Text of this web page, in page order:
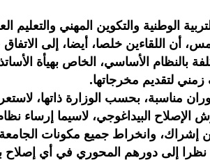
الوطنية والتكوين المهني والتعليم
أن اللقاءين خلصا، أيضا، إلى
بالنظام الأساسي، الخاص بهيأة
مناسبة، بحسب الوزارة ذاتها،
الإصلاح البيداغوجي، لاسيما إرساء
إشراك، وانخراط جميع مكونات
نظرا إلى دورهم المحوري في أي إصلاح